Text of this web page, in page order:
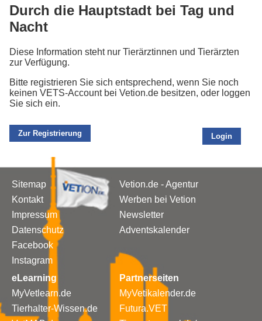
Durch die Hauptstadt bei Tag und
Nacht
Diese Information steht nur Tierärztinnen und Tierärzten
zur Verfügung.
Bitte registrieren Sie sich entsprechend, wenn Sie noch
keinen VETS-Account bei Vetion.de besitzen, oder loggen
Sie sich ein.
Zur Registrierung Login
Sitemap
Kontakt
Impressum
Datenschutz
Facebook
Instagram
Vetion.de - Agentur
Werben bei Vetion
Newsletter
Adventskalender
eLearning
MyVetlearn.de
Tierhalter-Wissen.de
Partnerseiten
MyVetikalender.de
Futura.VET